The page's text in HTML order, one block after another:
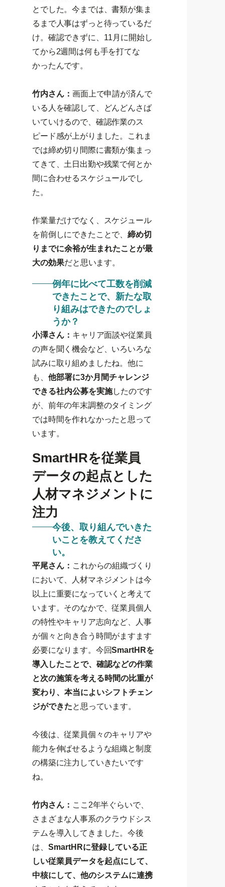
とでした。今までは、書類が集ま
るまで人事はずっと待っているだ
け。確認できずに、11月に開始し
てから2週間は何も手を打てな
かったんです。
竹内さん： 画面上で申請が済んで
いる人を確認して、どんどんさば
いていけるので、確認作業のス
ピード感が上がりました。これま
では締め切り間際に書類が集まっ
てきて、土日出勤や残業で何とか
間に合わせるスケジュールでし
た。
作業量だけでなく、スケジュール
を前倒しにできたことで、締め切
りまでに余裕が生まれたことが最
大の効果だと思います。
例年に比べて工数を削減
できたことで、新たな取
り組みはできたのでしょ
うか？
小澤さん： キャリア面談や従業員
の声を聞く機会など、いろいろな
試みに取り組めましたね。他に
も、 他部署に3か月間チャレンジ
できる社内公募を実施したのです
が、前年の年末調整のタイミング
では時間を作れなかったと思って
います。
SmartHRを従業員
データの起点とした
人材マネジメントに
注力
今後、取り組んでいきた
いことを教えてくださ
い。
平尾さん： これからの組織づくり
において、人材マネジメントは今
以上に重要になっていくと考えて
います。そのなかで、従業員個人
の特性やキャリア志向など、人事
が個々と向き合う時間がますます
必要になります。今回SmartHRを
導入したことで、確認などの作業
と次の施策を考える時間の比重が
変わり、本当によいシフトチェン
ジができたと思っています。
今後は、従業員個々のキャリアや
能力を伸ばせるような組織と制度
の構築に注力していきたいです
ね。
竹内さん： ここ2年半ぐらいで、
さまざまな人事系のクラウドシス
テムを導入してきました。今後
は、 SmartHRに登録している正
しい従業員データを起点にして、
中核にして、他のシステムに連携